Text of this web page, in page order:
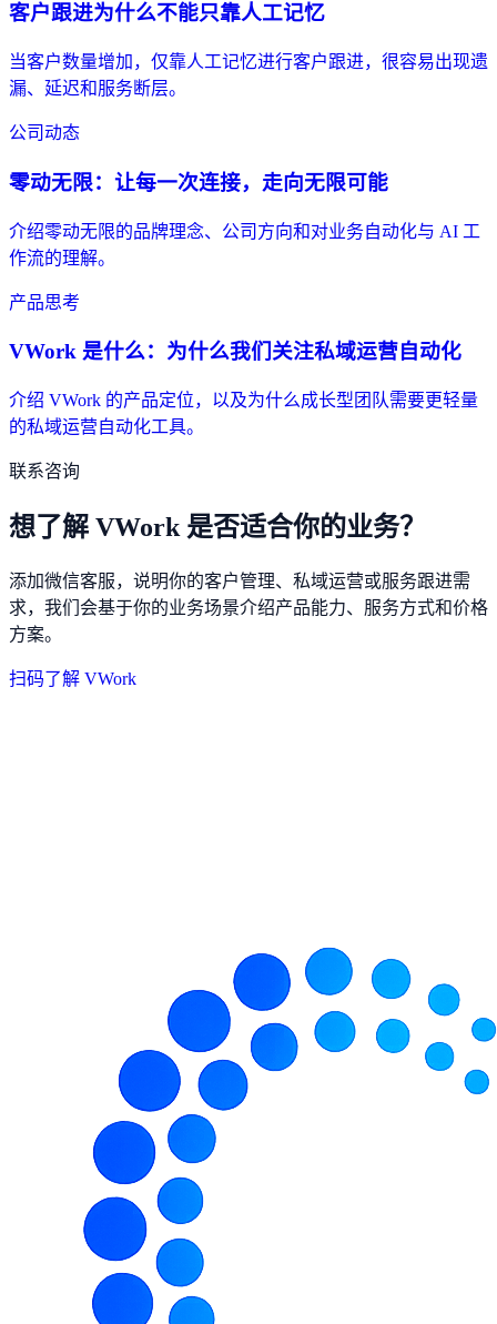
客户跟进为什么不能只靠人工记忆
当客户数量增加，仅靠人工记忆进行客户跟进，很容易出现遗
漏、延迟和服务断层。
公司动态
零动无限：让每一次连接，走向无限可能
介绍零动无限的品牌理念、公司方向和对业务自动化与 AI 工
作流的理解。
产品思考
VWork 是什么：为什么我们关注私域运营自动化
介绍 VWork 的产品定位，以及为什么成长型团队需要更轻量
的私域运营自动化工具。
联系咨询
想了解 VWork 是否适合你的业务？
添加微信客服，说明你的客户管理、私域运营或服务跟进需
求，我们会基于你的业务场景介绍产品能力、服务方式和价格
方案。
扫码了解 VWork